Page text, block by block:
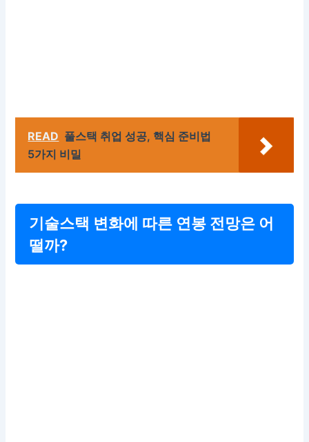
READ 풀스택 취업 성공, 핵심 준비법
5가지 비밀
기술스택 변화에 따른 연봉 전망은 어
떨까?